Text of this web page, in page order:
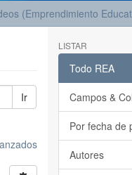
(Emprendimiento
Ir
LISTAR
Todo REA
Campos &
Por fecha de
Autores